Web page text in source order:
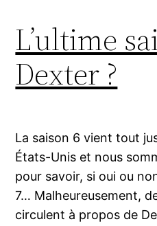
L’ultime
Dexter ?
La saison 6 vient tout
États-Unis et nous
pour savoir, si oui ou
7… Malheureusement,
circulent à propos de